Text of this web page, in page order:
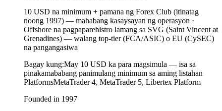
10 USD na minimum + pamana ng Forex Club (itinatag
noong 1997) — mahabang kasaysayan ng operasyon ·
Offshore na pagpaparehistro lamang sa SVG (Saint Vincent at
Grenadines) — walang top-tier (FCA/ASIC) o EU (CySEC)
na pangangasiwa
Bagay kung:May 10 USD ka para magsimula — isa sa
pinakamababang panimulang minimum sa aming listahan
PlatformsMetaTrader 4, MetaTrader 5, Libertex Platform
Founded in 1997